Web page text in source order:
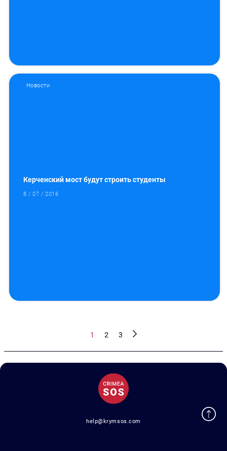
Новости
Керченский мост будут строить студенты
8 / 07 / 2016
1 2 3
help@krymsos.com